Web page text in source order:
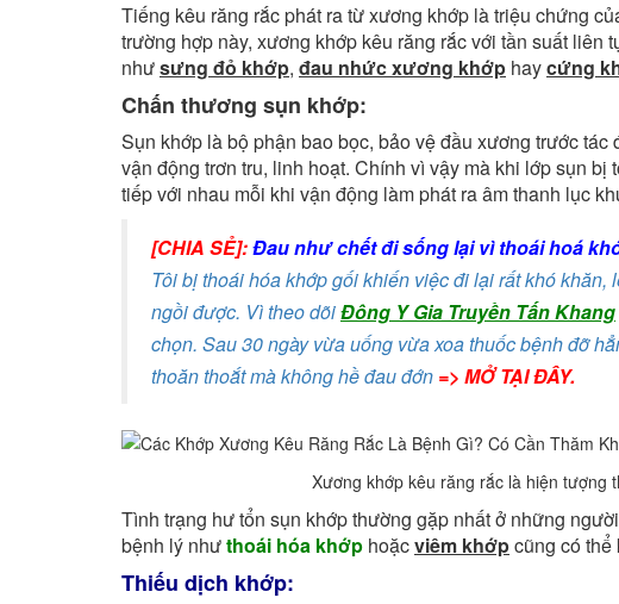
Tiếng kêu răng rắc phát ra từ xương khớp là triệu chứng
trường hợp này, xương khớp kêu răng rắc với tần suất
nhưsưng đỏ khớp, đau nhức xương khớp haycứng
Chấn thương sụn khớp:
Sụn khớp là bộ phận bao bọc, bảo vệ đầu xương trước
vận động trơn tru, linh hoạt. Chính vì vậy mà khi lớp sụn
tiếp với nhau mỗi khi vận động làm phát ra âm thanh lục
[CHIA SẺ]:Đau như chết đi sống lại vì thoái hoá
Tôi bị thoái hóa khớp gối khiến việc đi lại rất khó
ngồi được. Vì theo dõiĐông Y Gia Truyền Tấn Khang
chọn. Sau 30 ngày vừa uống vừa xoa thuốc bệnh đỡ
thoăn thoắt mà không hề đau đớn => MỞ TẠI ĐÂY.
Xương khớp kêu răng rắc là hiện tượng
Tình trạng hư tổn sụn khớp thường gặp nhất ở những
bệnh lý nhưthoái hóa khớp hoặcviêm khớpcũng có thể
Thiếu dịch khớp: